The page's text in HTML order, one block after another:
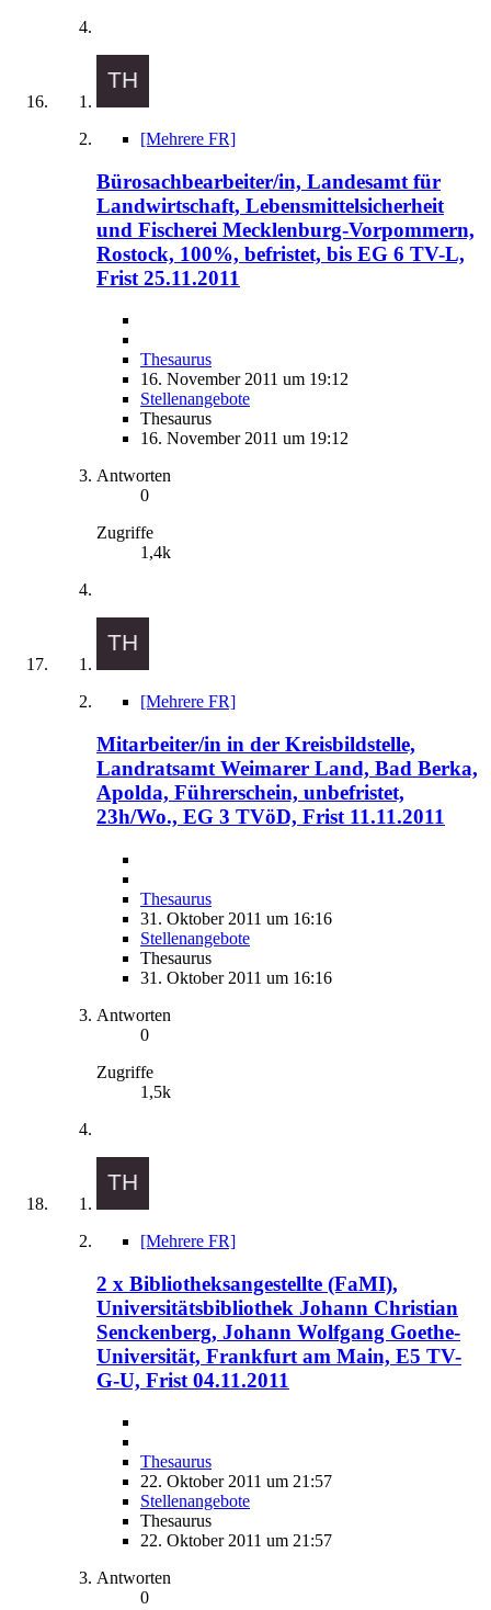
[Mehrere FR]
Bürosachbearbeiter/in, Landesamt für
Landwirtschaft, Lebensmittelsicherheit
und Fischerei Mecklenburg-Vorpommern,
Rostock, 100%, befristet, bis EG 6 TV-L,
Frist 25.11.2011
Thesaurus
16. November 2011 um 19:12
Stellenangebote
Thesaurus
16. November 2011 um 19:12
Antworten
0
Zugriffe
1,4k
[Mehrere FR]
Mitarbeiter/in in der Kreisbildstelle,
Landratsamt Weimarer Land, Bad Berka,
Apolda, Führerschein, unbefristet,
23h/Wo., EG 3 TVöD, Frist 11.11.2011
Thesaurus
31. Oktober 2011 um 16:16
Stellenangebote
Thesaurus
31. Oktober 2011 um 16:16
Antworten
0
Zugriffe
1,5k
[Mehrere FR]
2 x Bibliotheksangestellte (FaMI),
Universitätsbibliothek Johann Christian
Senckenberg, Johann Wolfgang Goethe-
Universität, Frankfurt am Main, E5 TV-
G-U, Frist 04.11.2011
Thesaurus
22. Oktober 2011 um 21:57
Stellenangebote
Thesaurus
22. Oktober 2011 um 21:57
Antworten
0